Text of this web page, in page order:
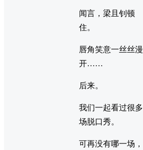
闻言，梁且钊顿
住。
唇角笑意一丝丝漫
开……
后来。
我们一起看过很多
场脱口秀。
可再没有哪一场，